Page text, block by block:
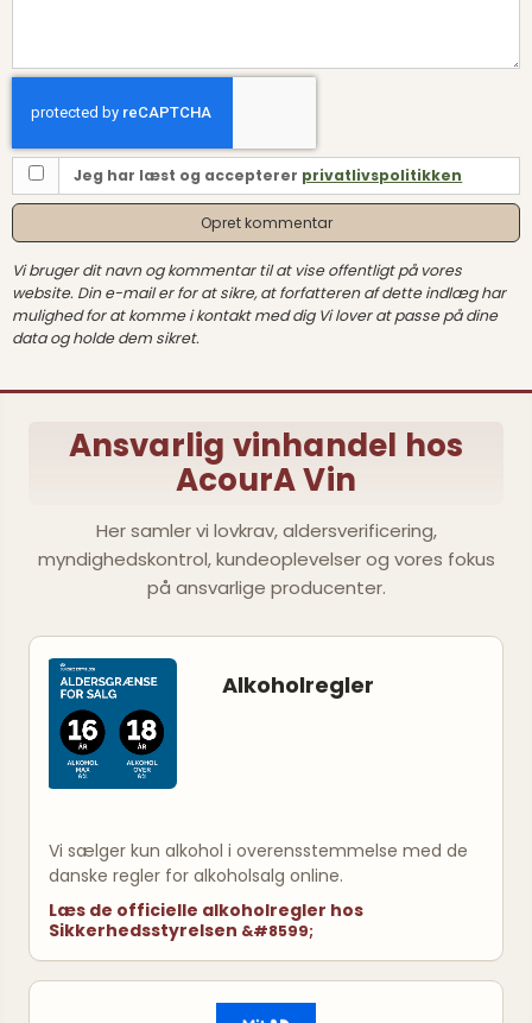
Jeg har læst og accepterer privatlivspolitikken
Opret kommentar
Vi bruger dit navn og kommentar til at vise offentligt på vores
website. Din e-mail er for at sikre, at forfatteren af dette indlæg har
mulighed for at komme i kontakt med dig Vi lover at passe på dine
data og holde dem sikret.
Ansvarlig vinhandel hos
AcourA Vin
Her samler vi lovkrav, aldersverificering,
myndighedskontrol, kundeoplevelser og vores fokus
på ansvarlige producenter.
Alkoholregler
Vi sælger kun alkohol i overensstemmelse med de
danske regler for alkoholsalg online.
Læs de officielle alkoholregler hos
Sikkerhedsstyrelsen